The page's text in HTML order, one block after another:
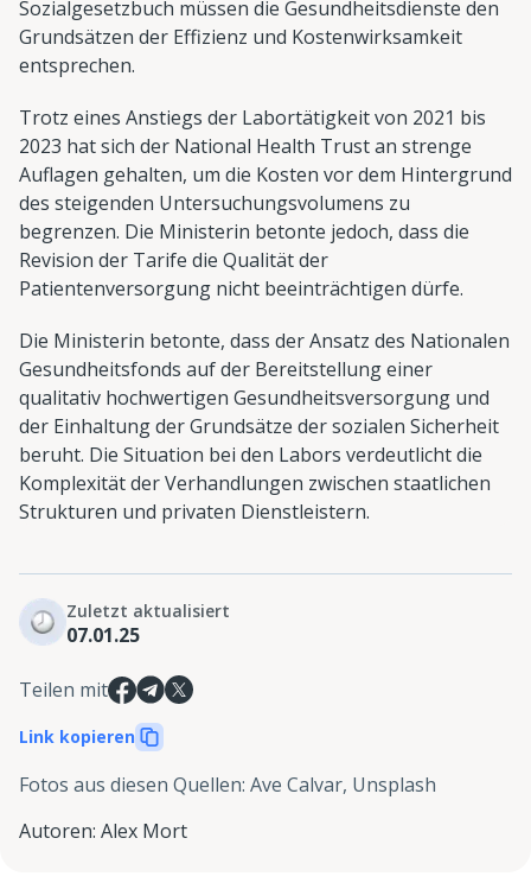
Sozialgesetzbuch müssen die Gesundheitsdienste den
Grundsätzen der Effizienz und Kostenwirksamkeit
entsprechen.
Trotz eines Anstiegs der Labortätigkeit von 2021 bis
2023 hat sich der National Health Trust an strenge
Auflagen gehalten, um die Kosten vor dem Hintergrund
des steigenden Untersuchungsvolumens zu
begrenzen. Die Ministerin betonte jedoch, dass die
Revision der Tarife die Qualität der
Patientenversorgung nicht beeinträchtigen dürfe.
Die Ministerin betonte, dass der Ansatz des Nationalen
Gesundheitsfonds auf der Bereitstellung einer
qualitativ hochwertigen Gesundheitsversorgung und
der Einhaltung der Grundsätze der sozialen Sicherheit
beruht. Die Situation bei den Labors verdeutlicht die
Komplexität der Verhandlungen zwischen staatlichen
Strukturen und privaten Dienstleistern.
Zuletzt aktualisiert
07.01.25
Teilen mit
Link kopieren
Fotos aus diesen Quellen: Ave Calvar, Unsplash
Autoren: Alex Mort